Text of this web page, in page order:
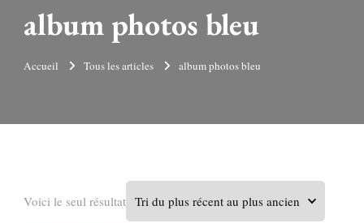
album photos bleu
Accueil Tous les articles album photos bleu
Voici le seul résultat